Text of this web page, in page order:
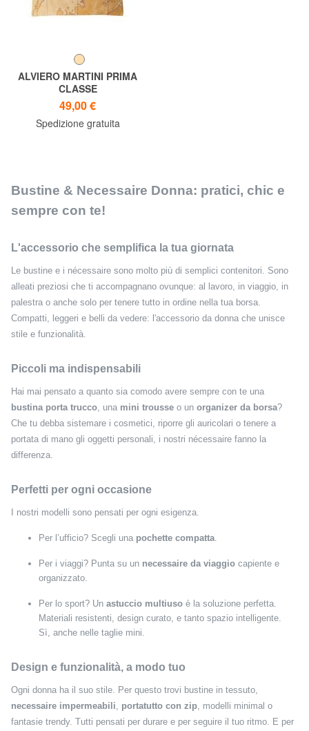
ALVIERO MARTINI PRIMA
CLASSE
GEO CLASSIC Trousse piatta
49,00 €
Spedizione gratuita
Bustine & Necessaire Donna: pratici, chic e
sempre con te!
L'accessorio che semplifica la tua giornata
Le bustine e i nécessaire sono molto più di semplici contenitori. Sono
alleati preziosi che ti accompagnano ovunque: al lavoro, in viaggio, in
palestra o anche solo per tenere tutto in ordine nella tua borsa.
Compatti, leggeri e belli da vedere: l'accessorio da donna che unisce
stile e funzionalità.
Piccoli ma indispensabili
Hai mai pensato a quanto sia comodo avere sempre con te una
bustina porta trucco , una mini trousse o un organizer da borsa?
Che tu debba sistemare i cosmetici, riporre gli auricolari o tenere a
portata di mano gli oggetti personali, i nostri nécessaire fanno la
differenza.
Perfetti per ogni occasione
I nostri modelli sono pensati per ogni esigenza.
Per l’ufficio? Scegli una pochette compatta
Per i viaggi? Punta su un necessaire da viaggio capiente e
organizzato.
Per lo sport? Un astuccio multiuso è la soluzione perfetta.
Materiali resistenti, design curato, e tanto spazio intelligente.
Sì, anche nelle taglie mini.
Design e funzionalità, a modo tuo
Ogni donna ha il suo stile. Per questo trovi bustine in tessuto,
necessaire impermeabili
portatutto con zip , modelli minimal o
fantasie trendy. Tutti pensati per durare e per seguire il tuo ritmo. E per